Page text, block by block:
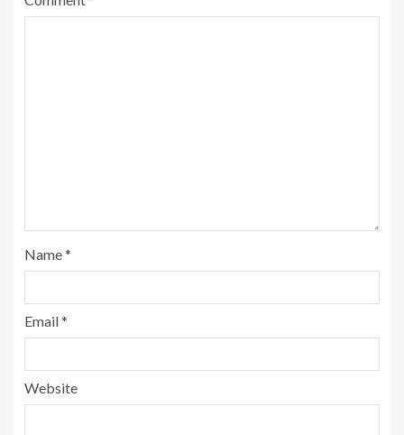
Name*
Email*
Website